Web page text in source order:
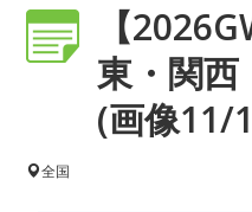
【
東・関
(画像11/
全国